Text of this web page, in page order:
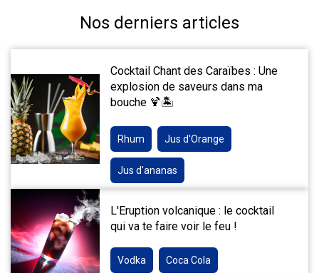
Nos derniers articles
Cocktail Chant des Caraïbes : Une
explosion de saveurs dans ma
bouche 🍹🏝️
Rhum Jus d'Orange
Jus d'ananas
L'Eruption volcanique : le cocktail
qui va te faire voir le feu !
Vodka Coca Cola